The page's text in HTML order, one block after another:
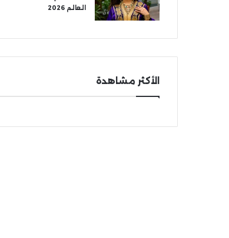
العالم 2026
الأكثر مشاهدة